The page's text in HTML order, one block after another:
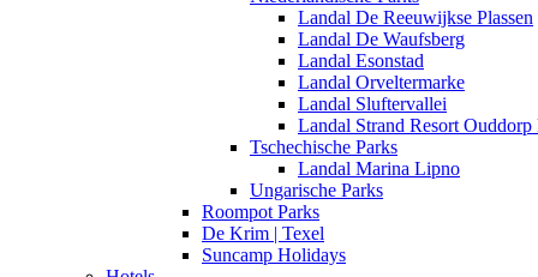
Landal De Reeuwijkse Plassen
Landal De Waufsberg
Landal Esonstad
Landal Orveltermarke
Landal Sluftervallei
Landal Strand Resort
Tschechische Parks
Landal Marina Lipno
Ungarische Parks
Roompot Parks
De Krim | Texel
Suncamp Holidays